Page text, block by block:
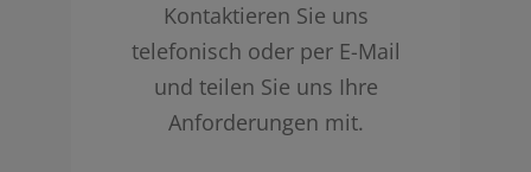
Kontaktieren Sie uns
telefonisch oder per E-Mail
und teilen Sie uns Ihre
Anforderungen mit.